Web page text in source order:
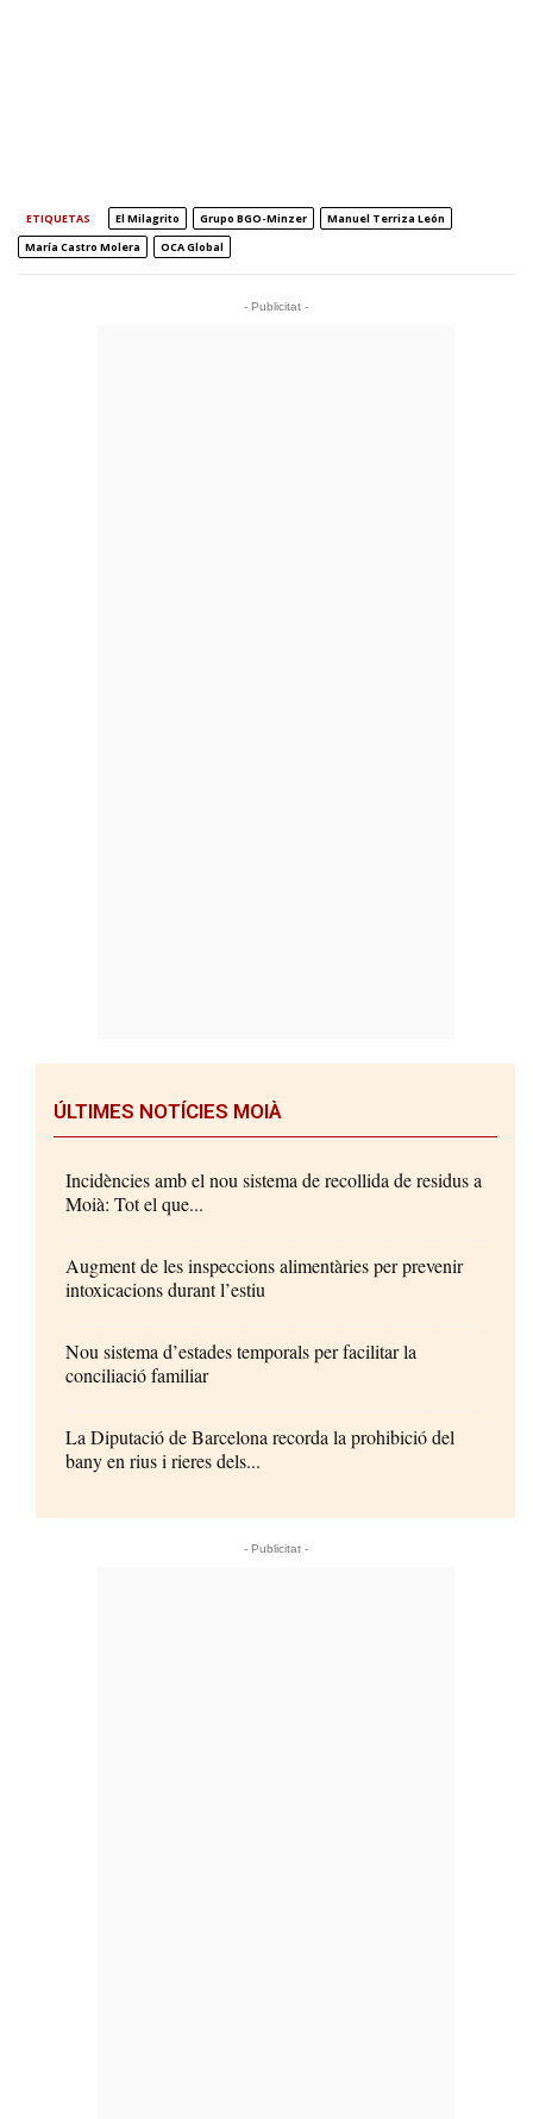
ETIQUETAS El Milagrito Grupo BGO-Minzer
Manuel Terriza León
María Castro Molera
OCA Global
- Publicitat -
ÚLTIMES NOTÍCIES MOIÀ
Incidències amb el nou sistema de recollida de residus a
Moià: Tot el que...
Augment de les inspeccions alimentàries per prevenir
intoxicacions durant l’estiu
Nou sistema d’estades temporals per facilitar la
conciliació familiar
La Diputació de Barcelona recorda la prohibició del
bany en rius i rieres dels...
- Publicitat -